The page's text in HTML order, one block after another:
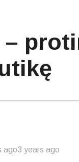
ago3 years ago